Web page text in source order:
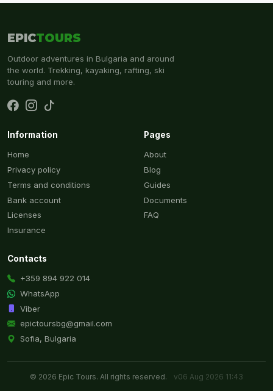
EPICTOURS
Outdoor adventures in Bulgaria and around
the world. Trekking, kayaking, rafting, ski
touring and more.
Information
Home
Privacy policy
Terms and conditions
Bank account
Licenses
Insurance
Pages
About
Blog
Guides
Documents
FAQ
Contacts
+359 894 922 014
WhatsApp
Viber
epictoursbg@gmail.com
Sofia, Bulgaria
© 2026 Epic Tours. All rights reserved. v06 Aug 2026 11:43